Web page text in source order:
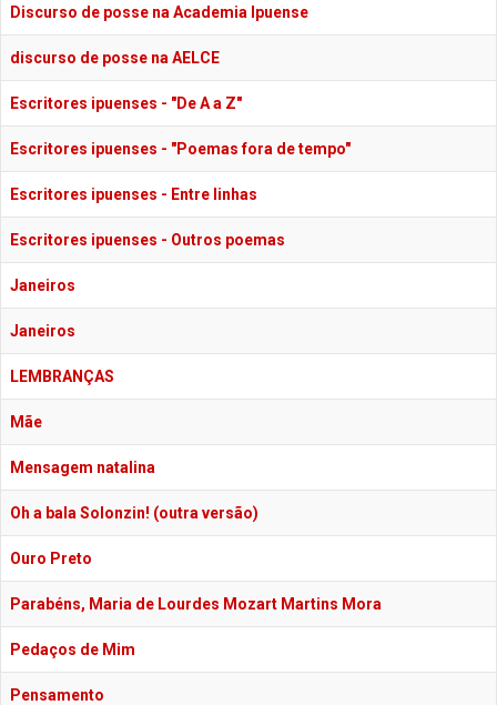
Discurso de posse na Academia Ipuense
discurso de posse na AELCE
Escritores ipuenses - "De A a Z"
Escritores ipuenses - "Poemas fora de tempo"
Escritores ipuenses - Entre linhas
Escritores ipuenses - Outros poemas
Janeiros
Janeiros
LEMBRANÇAS
Mãe
Mensagem natalina
Oh a bala Solonzin! (outra versão)
Ouro Preto
Parabéns, Maria de Lourdes Mozart Martins Mora
Pedaços de Mim
Pensamento